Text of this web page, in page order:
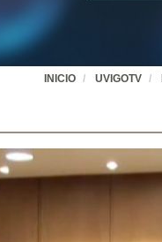
INICIO UVIGOTV